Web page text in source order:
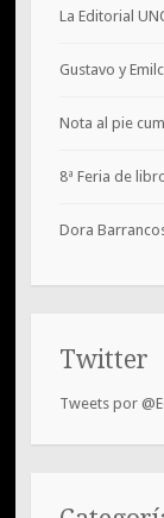
La Editorial
Gustavo y
Nota al pie
8ª Feria de
Dora
Twitter
Tweets por